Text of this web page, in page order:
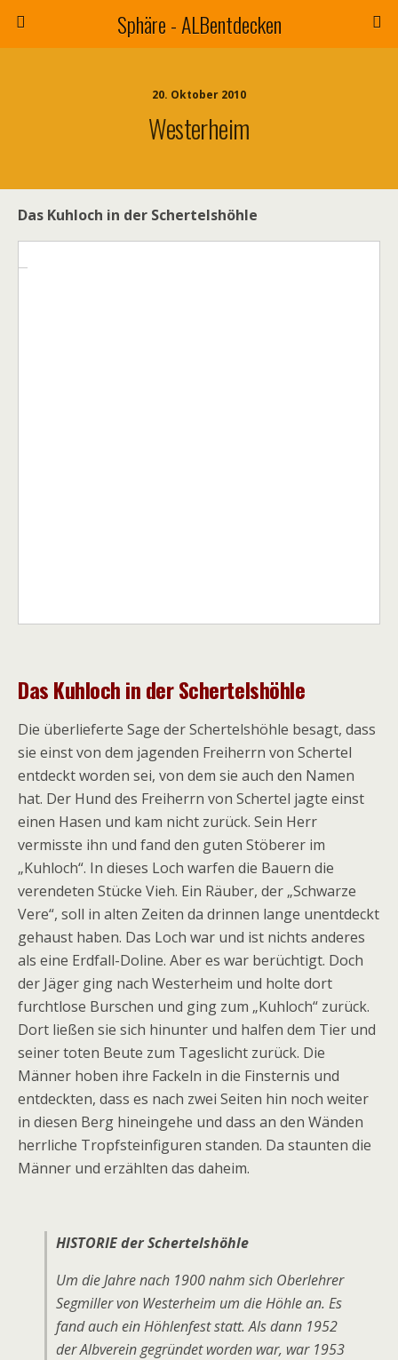
Sphäre - ALBentdecken
20. Oktober 2010
Westerheim
Das Kuhloch in der Schertelshöhle
Das Kuhloch in der Schertelshöhle
Die überlieferte Sage der Schertelshöhle besagt, dass
sie einst von dem jagenden Freiherrn von Schertel
entdeckt worden sei, von dem sie auch den Namen
hat. Der Hund des Freiherrn von Schertel jagte einst
einen Hasen und kam nicht zurück. Sein Herr
vermisste ihn und fand den guten Stöberer im
„Kuhloch“. In dieses Loch warfen die Bauern die
verendeten Stücke Vieh. Ein Räuber, der „Schwarze
Vere“, soll in alten Zeiten da drinnen lange unentdeckt
gehaust haben. Das Loch war und ist nichts anderes
als eine Erdfall-Doline. Aber es war berüchtigt. Doch
der Jäger ging nach Westerheim und holte dort
furchtlose Burschen und ging zum „Kuhloch“ zurück.
Dort ließen sie sich hinunter und halfen dem Tier und
seiner toten Beute zum Tageslicht zurück. Die
Männer hoben ihre Fackeln in die Finsternis und
entdeckten, dass es nach zwei Seiten hin noch weiter
in diesen Berg hineingehe und dass an den Wänden
herrliche Tropfsteinfiguren standen. Da staunten die
Männer und erzählten das daheim.
HISTORIE der Schertelshöhle
Um die Jahre nach 1900 nahm sich Oberlehrer
Segmiller von Westerheim um die Höhle an. Es
fand auch ein Höhlenfest statt. Als dann 1952
der Albverein gegründet worden war, war 1953